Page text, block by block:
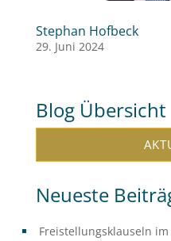
Stephan Hofbeck
29. Juni 2024
Blog Übersicht
Neueste
Freistellungsklauseln